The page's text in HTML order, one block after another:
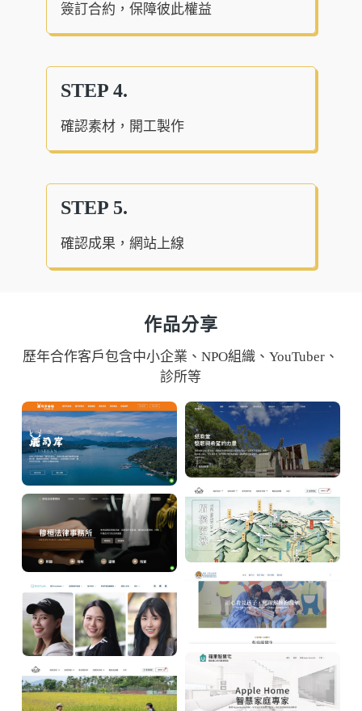
簽訂合約，保障彼此權益
STEP 4.
確認素材，開工製作
STEP 5.
確認成果，網站上線
作品分享
歷年合作客戶包含中小企業、NPO組織、YouTuber、
診所等